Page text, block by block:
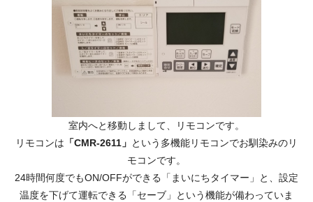
室内へと移動しまして、リモコンです。
リモコンは 「CMR-2611」 という多機能リモコンでお馴染みのリ
モコンです。
24時間何度でもON/OFFができる「まいにちタイマー」と、設定
温度を下げて運転できる「セーブ」という機能が備わっていま